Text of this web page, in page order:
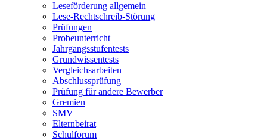
Leseförderung allgemein
Lese-Rechtschreib-Störung
Prüfungen
Probeunterricht
Jahrgangsstufentests
Grundwissentests
Vergleichsarbeiten
Abschlussprüfung
Prüfung für andere Bewerber
Gremien
SMV
Elternbeirat
Schulforum